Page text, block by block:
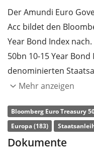
Der Amundi Euro
Acc bildet den
Year Bond Index
50bn 10-15 Year
denominierten
Mitgliedsländer.
DieTER
p.a.. Der Amundi Euro
Mehr anzeigen
Bloomberg Euro Treasury
Europa (183)
Dokumente